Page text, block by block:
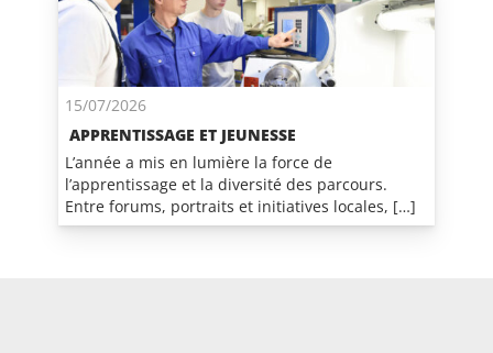
15/07/2026
APPRENTISSAGE ET JEUNESSE
L’année a mis en lumière la force de
l’apprentissage et la diversité des parcours.
Entre forums, portraits et initiatives locales, […]